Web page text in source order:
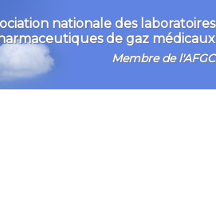
nationale des laboratoires
de gaz médicaux
Membre de l'AFGC